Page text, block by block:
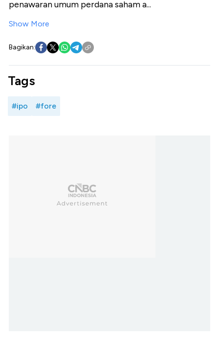
penawaran umum perdana saham a...
Show More
Bagikan:
Tags
#ipo #fore